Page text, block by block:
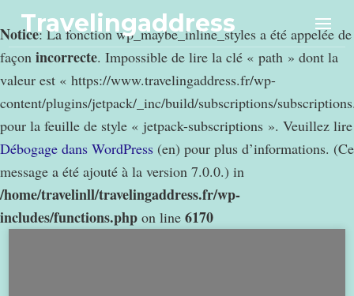
Notice: La fonction wp_maybe_inline_styles a été appelée de
façon incorrecte. Impossible de lire la clé « path » dont la
valeur est « https://www.travelingaddress.fr/wp-
content/plugins/jetpack/_inc/build/subscriptions/
pour la feuille de style « jetpack-subscriptions ». Veuillez lire
Débogage dans WordPress (en) pour plus d’informations. (Ce
message a été ajouté à la version 7.0.0.) in
/home/travelinll/travelingaddress.fr/wp-
includes/functions.php on line 6170
Travelingaddress